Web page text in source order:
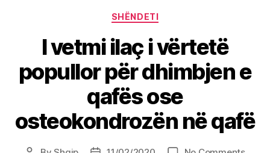
Categories
SHËNDETI
I vetmi ilaç i vërtetë
popullor për dhimbjen e
qafës ose
osteokondrozën në qafë